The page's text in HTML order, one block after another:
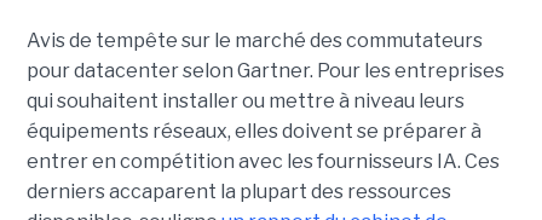
Avis de tempête sur le marché des commutateurs
pour datacenter selon Gartner. Pour les entreprises
qui souhaitent installer ou mettre à niveau leurs
équipements réseaux, elles doivent se préparer à
entrer en compétition avec les fournisseurs IA. Ces
derniers accaparent la plupart des ressources